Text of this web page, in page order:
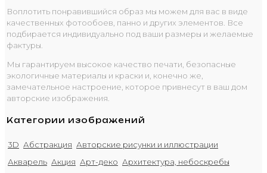
Воплотить понравившийся образ мы можем для вас в виде
качественных фотообоев, панно и других элементов. Все
подбирается индивидуально под ваши размеры и желаемые
фактуры.
Мы гарантируем высокое качество печати, безопасные
экологичные материалы и краски и, конечно же,
замечательное настроение, которое привнесут в ваш дом
авторские изображения.
Категории изображений
3D Абстракция Авторские рисунки и иллюстрации
Акварель Акция Арт-деко Архитектура, небоскребы